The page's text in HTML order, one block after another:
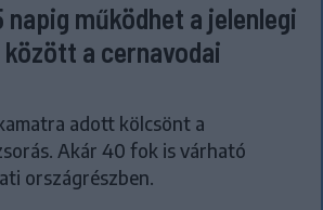
napig működhet a jelenlegi
a cernavodai
adott kölcsönt a
Akár 40 fok is várható
országrészben.